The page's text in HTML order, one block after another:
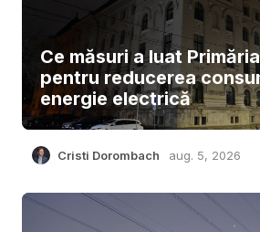
Ce măsuri a luat
pentru reducerea
energie electrică
Cristi Dorombach aug. 5, 2026